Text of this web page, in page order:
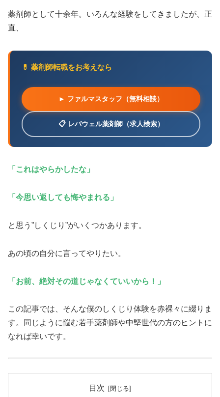
薬剤師として十余年。いろんな経験をしてきましたが、正
直、
💊 薬剤師転職をお考えなら
► ファルマスタッフ（無料相談）
📋 レバウェル薬剤師（求人検索）
「これはやらかしたな」
「今思い返しても悔やまれる」
と思う”しくじり”がいくつかあります。
あの頃の自分に言ってやりたい。
「お前、絶対その道じゃなくていいから！」
この記事では、そんな僕のしくじり体験を赤裸々に綴りま
す。同じように悩む若手薬剤師や中堅世代の方のヒントに
なれば幸いです。
目次